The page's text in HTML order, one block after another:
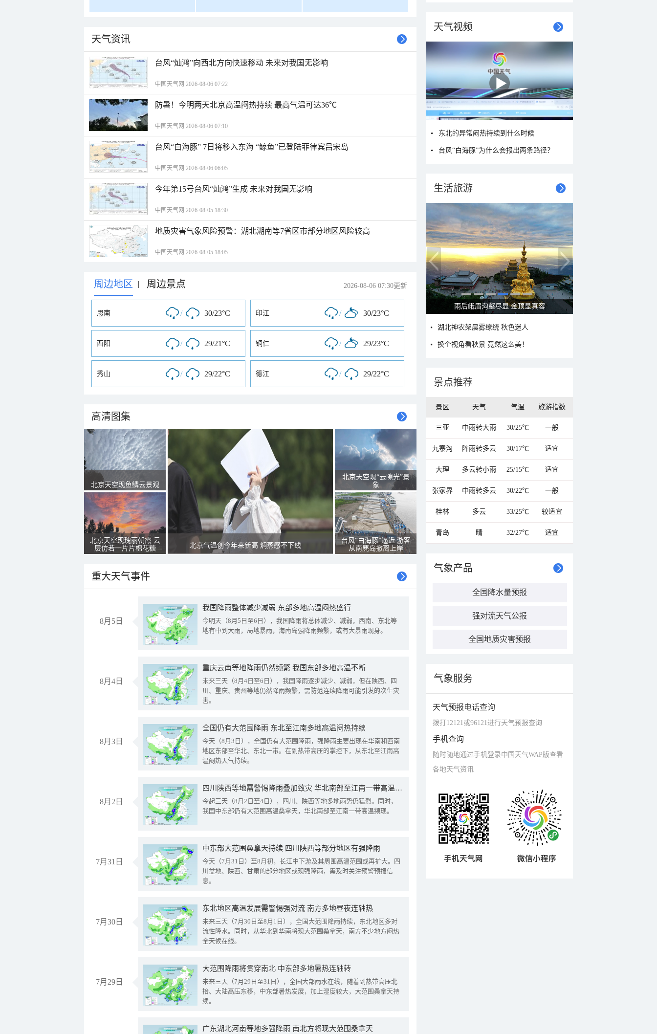
天气资讯
台风“灿鸿”向西北方向快速移动 未来对我国无影响
中国天气网 2026-08-06 07:22
防暑！今明两天北京高温闷热持续 最高气温可达36℃
中国天气网 2026-08-06 07:10
台风“白海豚” 7日将移入东海 “鲸鱼”已登陆菲律宾吕宋岛
中国天气网 2026-08-06 06:05
今年第15号台风“灿鸿”生成 未来对我国无影响
中国天气网 2026-08-05 18:30
地质灾害气象风险预警：湖北湖南等7省区市部分地区风险较高
中国天气网 2026-08-05 18:05
周边地区 | 周边景点 2026-08-06 07:30更新
思南 / 30/23°C 印江 / 30/23°C
酉阳 / 29/21°C 铜仁 / 29/23°C
秀山 / 29/22°C 德江 / 29/22°C
高清图集
北京天空现鱼鳞云景观
北京天空现瑰丽朝霞 云
层仿若一片片棉花糖
北京气温创今年来新高 焖蒸感不下线
北京天空现“云隙光”景
象
台风“白海豚”逼近 游客
从南麂岛撤离上岸
重大天气事件
8月5日
我国降雨整体减少减弱 东部多地高温闷热盛行
今明天（8月5日至6日），我国降雨将总体减少、减弱，西南、东北等
地有中到大雨，局地暴雨，海南岛强降雨频繁，或有大暴雨现身。
8月4日
重庆云南等地降雨仍然频繁 我国东部多地高温不断
未来三天（8月4日至6日），我国降雨逐步减少、减弱，但在陕西、四
川、重庆、贵州等地仍然降雨频繁，需防范连续降雨可能引发的次生灾
害。
8月3日
全国仍有大范围降雨 东北至江南多地高温闷热持续
今天（8月3日），全国仍有大范围降雨，强降雨主要出现在华南和西南
地区东部至华北、东北一带。在副热带高压的掌控下，从东北至江南高
温闷热天气持续。
8月2日
四川陕西等地需警惕降雨叠加致灾 华北南部至江南一带高温频现
今起三天（8月2日至4日），四川、陕西等地多地雨势仍猛烈。同时，
我国中东部仍有大范围高温桑拿天，华北南部至江南一带高温频现。
7月31日
中东部大范围桑拿天持续 四川陕西等部分地区有强降雨
今天（7月31日）至8月初，长江中下游及其周围高温范围或再扩大。四
川盆地、陕西、甘肃的部分地区或现强降雨，需及时关注预警预报信
息。
7月30日
东北地区高温发展需警惕强对流 南方多地昼夜连轴热
未来三天（7月30日至8月1日），全国大范围降雨持续，东北地区多对
流性降水。同时，从华北到华南将现大范围桑拿天，南方不少地方闷热
全天候在线。
7月29日
大范围降雨将贯穿南北 中东部多地暑热连轴转
未来三天（7月29日至31日），全国大部雨水在线，随着副热带高压北
抬、大陆高压东移，中东部暑热发展，加上湿度较大，大范围桑拿天持
续。
广东湖北河南等地多强降雨 南北方将现大范围桑拿天
天气视频
东北的异常闷热持续到什么时候
台风“白海豚”为什么会报出两条路径？
生活旅游
秋意浓 蓝天映衬下的哈尔滨伏尔加庄园
湖北神农架晨雾缭绕 秋色迷人
换个视角看秋景 竟然这么美！
景点推荐
景区 天气 气温 旅游指数
三亚 中雨转大雨 30/25℃ 一般
九寨沟 阵雨转多云 30/17℃ 适宜
大理 多云转小雨 25/15℃ 适宜
张家界 中雨转多云 30/22℃ 一般
桂林 多云 33/25℃ 较适宜
青岛 晴 32/27℃ 适宜
气象产品
全国降水量预报
强对流天气公报
全国地质灾害预报
气象服务
天气预报电话查询
拨打12121或96121进行天气预报查询
手机查询
随时随地通过手机登录中国天气WAP版查看
各地天气资讯